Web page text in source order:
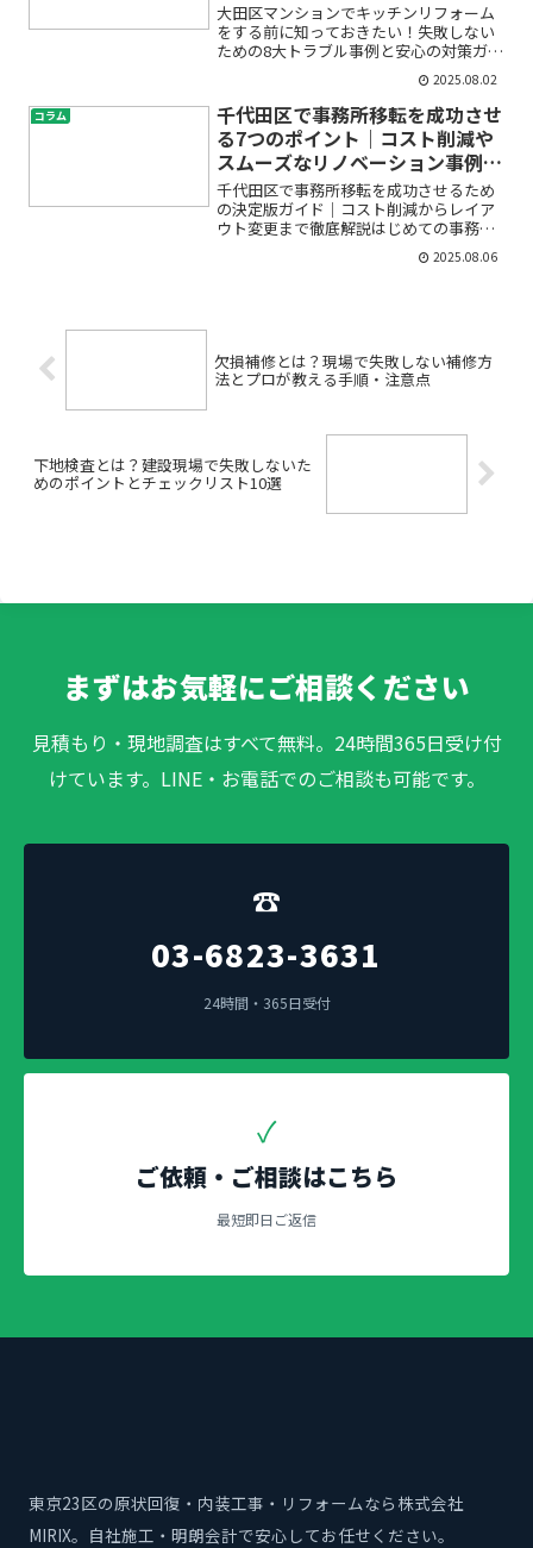
大田区マンションでキッチンリフォーム
をする前に知っておきたい！失敗しない
ための8大トラブル事例と安心の対策ガイ
ド「マンションのキッチンをリフォーム
したいけど、どんなトラブルがあるのか
不安」「費用や業者選びに失敗したくな
い…」そんなお悩みを抱...
2025.08.02
コラム
千代田区で事務所移転を成功させ
る7つのポイント｜コスト削減や
スムーズなリノベーション事例も
紹介
千代田区で事務所移転を成功させるため
の決定版ガイド｜コスト削減からレイア
ウト変更まで徹底解説はじめての事務所
移転、特に千代田区のようなビジネスの
中心地での移転には、多くの不安や悩み
2025.08.06
欠損補修とは？現場で失敗しない補修方
法とプロが教える手順・注意点
下地検査とは？建設現場で失敗しないた
めのポイントとチェックリスト10選
まずはお気軽にご相談ください
見積もり・現地調査はすべて無料。24時間365日受け付
けています。LINE・お電話でのご相談も可能です。
☎
03-6823-3631
24時間・365日受付
✓
ご依頼・ご相談はこちら
最短即日ご返信
東京23区の原状回復・内装工事・リフォームなら株式会社
MIRIX。自社施工・明朗会計で安心してお任せください。